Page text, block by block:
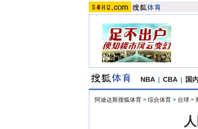
NBA | CBA | 国
阿迪达斯搜狐体育 > 综合体育 > 台球 >